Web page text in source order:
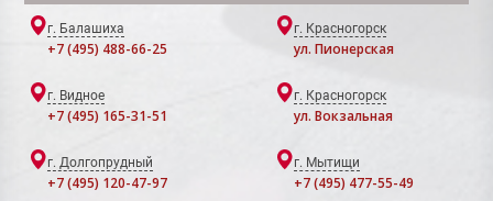
г. Балашиха
+7 (495) 488-66-25
г. Красногорск
ул. Пионерская
г. Видное
+7 (495) 165-31-51
г. Красногорск
ул. Вокзальная
г. Долгопрудный
+7 (495) 120-47-97
г. Мытищи
+7 (495) 477-55-49